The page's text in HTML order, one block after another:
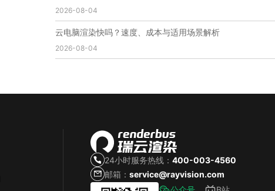
瑞云渲染大赛报名页
瑞云渲染大赛奖项
瑞云渲染大赛历届大赛回顾
云渲染电脑
云渲染配置 云主机渲染
视频云渲染
实时渲染云
2026-08-04
云电脑渲染快吗？速度、成本与适用场景解析
2026-08-04
24小时服务热线：400-003-4560
邮箱：service@rayvision.com